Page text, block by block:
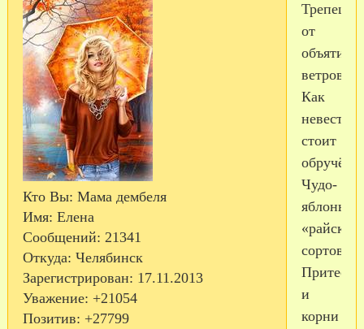
Кто Вы: Мама дембеля
Имя: Елена
Сообщений: 21341
Откуда: Челябинск
Зарегистрирован: 17.11.2013
Уважение: +21054
Позитив: +27799
Трепеща
от
объятий
ветров,
Как
невеста
стоит
Чудо-
яблонька
сортов.
и
корни